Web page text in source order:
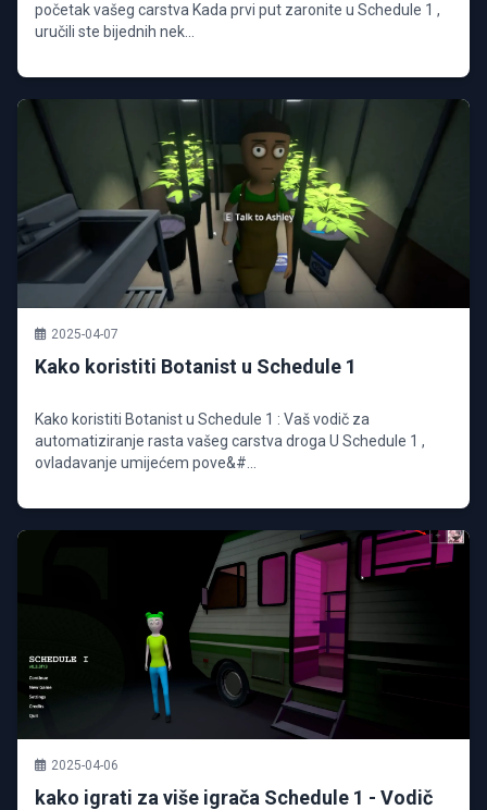
početak vašeg carstva Kada prvi put zaronite u Schedule 1 ,
uručili ste bijednih nek...
2025-04-07
Kako koristiti Botanist u Schedule 1
Kako koristiti Botanist u Schedule 1 : Vaš vodič za
automatiziranje rasta vašeg carstva droga U Schedule 1 ,
ovladavanje umijećem pove&#...
2025-04-06
kako igrati za više igrača Schedule 1 - Vodič